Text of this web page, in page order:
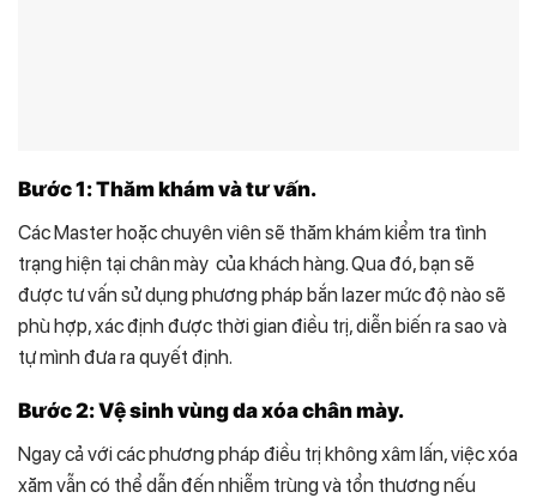
Bước 1: Thăm khám và tư vấn.
Các Master hoặc chuyên viên sẽ thăm khám kiểm tra tình
trạng hiện tại chân mày của khách hàng. Qua đó, bạn sẽ
được tư vấn sử dụng phương pháp bắn lazer mức độ nào sẽ
phù hợp, xác định được thời gian điều trị, diễn biến ra sao và
tự mình đưa ra quyết định.
Bước 2: Vệ sinh vùng da xóa chân mày.
Ngay cả với các phương pháp điều trị không xâm lấn, việc xóa
xăm vẫn có thể dẫn đến nhiễm trùng và tổn thương nếu